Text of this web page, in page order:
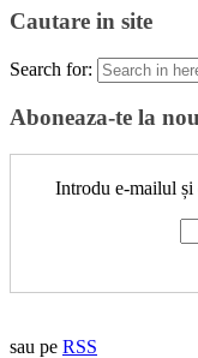
Cautare in site
Search for:
Aboneaza-te la
Introdu e-mailul și
sau pe RSS